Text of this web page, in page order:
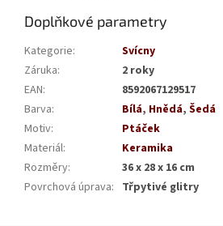
Doplňkové parametry
Kategorie:
Svícny
Záruka:
2 roky
EAN:
8592067129517
Barva: Bílá, Hnědá, Šedá
Motiv:
Ptáček
Materiál:
Keramika
Rozměry:
36 x 28 x 16 cm
Povrchová úprava: Třpytivé glitry